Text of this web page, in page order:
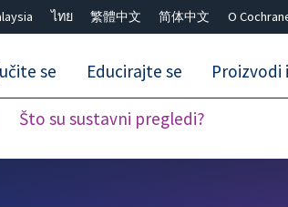
ไทย 繁體中文 简体中文 O
Što su sustavni pregledi?
se Educirajte se Proizvodi